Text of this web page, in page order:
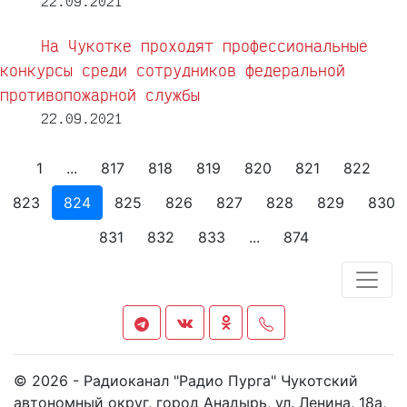
На Чукотке проходят профессиональные
конкурсы среди сотрудников федеральной
противопожарной службы
22.09.2021
1 ... 817 818 819 820 821
822
823
824 825 826 827 828 829
830
831
832 833 ... 874
© 2026 - Радиоканал "Радио Пурга" Чукотский
автономный округ, город Анадырь, ул. Ленина, 18а,